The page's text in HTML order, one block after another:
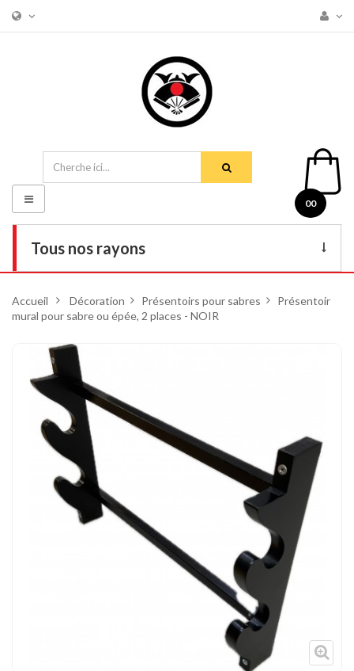
00
Tous nos rayons
DVD
Armes
Tenues
Chaussures
Protections
Cible de frappe
Condition physique
Accessoires
Basculer
la
navigation
Accueil > Décoration > Présentoirs pour sabres > Présentoir
mural pour sabre ou épée, 2 places - NOIR